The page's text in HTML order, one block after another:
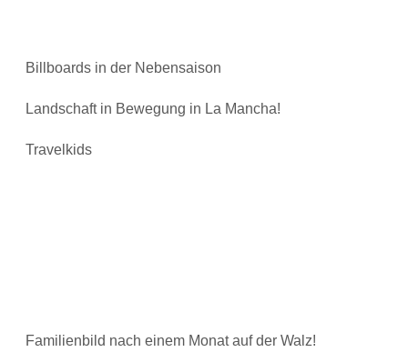
Billboards in der Nebensaison
Landschaft in Bewegung in La Mancha!
Travelkids
Familienbild nach einem Monat auf der Walz!